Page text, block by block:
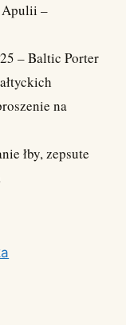
Apulii –
– Baltic Porter
na
łby, zepsute